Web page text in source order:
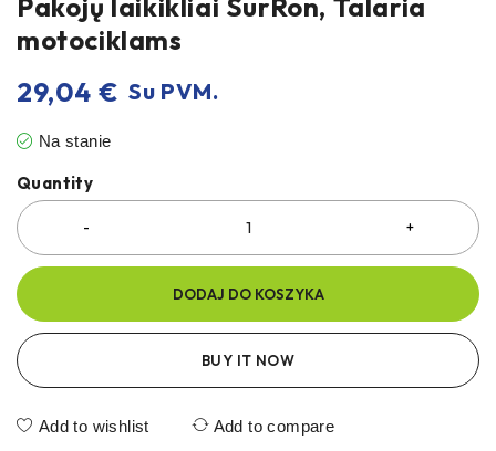
motociklams
29,04 € Su PVM.
Na stanie
Quantity
DODAJ DO KOSZYKA
BUY IT NOW
Add to wishlist Add to compare